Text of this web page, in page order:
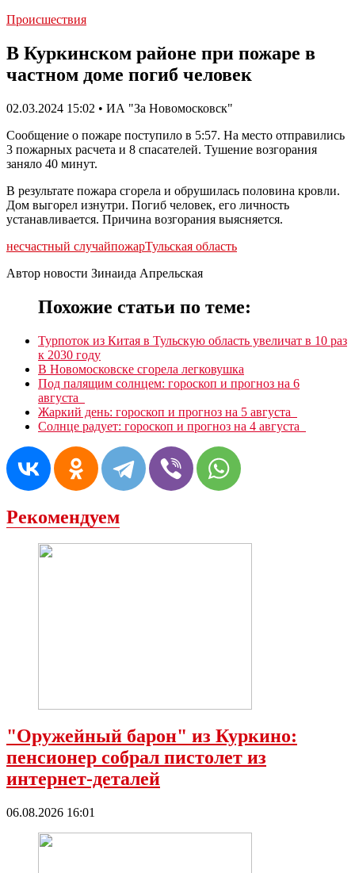
Происшествия
В Куркинском районе при пожаре в
частном доме погиб человек
02.03.2024 15:02 • ИА "За Новомосковск"
Сообщение о пожаре поступило в 5:57. На место отправились
3 пожарных расчета и 8 спасателей. Тушение возгорания
заняло 40 минут.
В результате пожара сгорела и обрушилась половина кровли.
Дом выгорел изнутри. Погиб человек, его личность
устанавливается. Причина возгорания выясняется.
несчастный случайпожарТульская область
Автор новости Зинаида Апрельская
Похожие статьи по теме:
Турпоток из Китая в Тульскую область увеличат в 10 раз
к 2030 году
В Новомосковске сгорела легковушка
Под палящим солнцем: гороскоп и прогноз на 6
августа
Жаркий день: гороскоп и прогноз на 5 августа
Солнце радует: гороскоп и прогноз на 4 августа
Рекомендуем
"Оружейный барон" из Куркино:
пенсионер собрал пистолет из
интернет-деталей
06.08.2026 16:01